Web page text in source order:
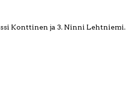
Konttinen ja 3. Ninni Lehtniemi.